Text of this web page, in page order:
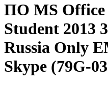
ПО MS Office
Student 2013
Russia Only
Skype (79G-